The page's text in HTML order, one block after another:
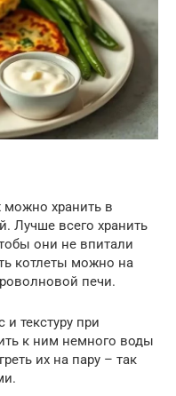
можно хранить в
Лучше всего хранить
они не впитали
котлеты можно на
печи.
текстуру при
к ним немного воды
их на пару – так